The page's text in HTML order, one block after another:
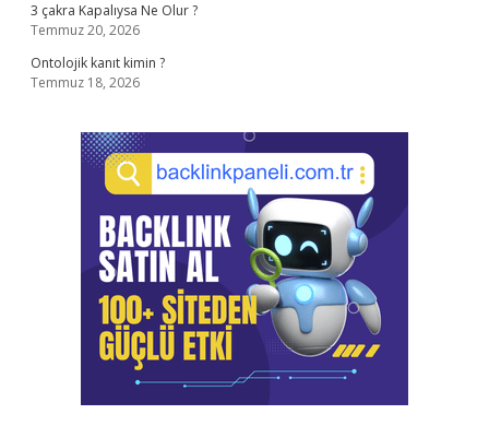
3 çakra Kapalıysa Ne Olur ?
Temmuz 20, 2026
Ontolojik kanıt kimin ?
Temmuz 18, 2026